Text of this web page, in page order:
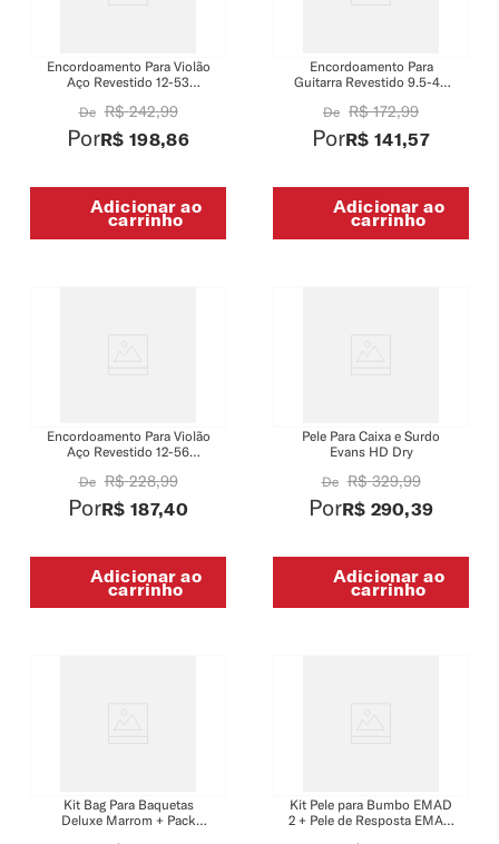
Encordoamento Para Violão
Aço Revestido 12-53
Phosphor Bronze
De R$ 242,99
PorR$ 198,86
Adicionar ao
carrinho
Encordoamento Para
Guitarra Revestido 9.5-44
DAddario XS Nickel
De R$ 172,99
PorR$ 141,57
Adicionar ao
carrinho
Encordoamento Para Violão
Aço Revestido 12-56
DAddario Phosphor Bronze
De R$ 228,99
PorR$ 187,40
Adicionar ao
carrinho
Pele Para Caixa e Surdo
Evans HD Dry
De R$ 329,99
PorR$ 290,39
Adicionar ao
carrinho
Kit Bag Para Baquetas
Deluxe Marrom + Pack
Kit Pele para Bumbo EMAD
2 + Pele de Resposta EMAD